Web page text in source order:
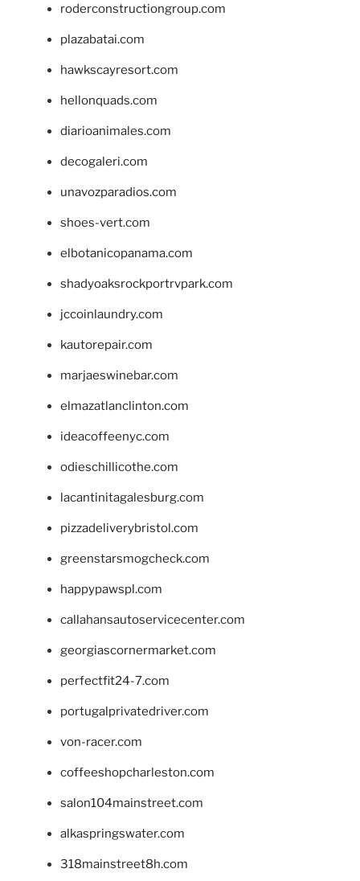
roderconstructiongroup.com
plazabatai.com
hawkscayresort.com
hellonquads.com
diarioanimales.com
decogaleri.com
unavozparadios.com
shoes-vert.com
elbotanicopanama.com
shadyoaksrockportrvpark.com
jccoinlaundry.com
kautorepair.com
marjaeswinebar.com
elmazatlanclinton.com
ideacoffeenyc.com
odieschillicothe.com
lacantinitagalesburg.com
pizzadeliverybristol.com
greenstarsmogcheck.com
happypawspl.com
callahansautoservicecenter.com
georgiascornermarket.com
perfectfit24-7.com
portugalprivatedriver.com
von-racer.com
coffeeshopcharleston.com
salon104mainstreet.com
alkaspringswater.com
318mainstreet8h.com